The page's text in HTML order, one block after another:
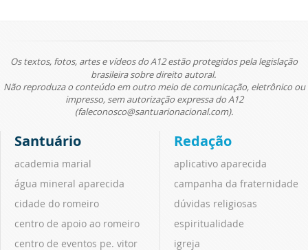
Os textos, fotos, artes e vídeos do A12 estão protegidos pela legislação
brasileira sobre direito autoral.
Não reproduza o conteúdo em outro meio de comunicação, eletrônico ou
impresso, sem autorização expressa do A12
(faleconosco@santuarionacional.com).
Santuário
academia marial
água mineral aparecida
cidade do romeiro
centro de apoio ao romeiro
centro de eventos pe. vitor
Redação
aplicativo aparecida
campanha da fraternidade
dúvidas religiosas
espiritualidade
igreja